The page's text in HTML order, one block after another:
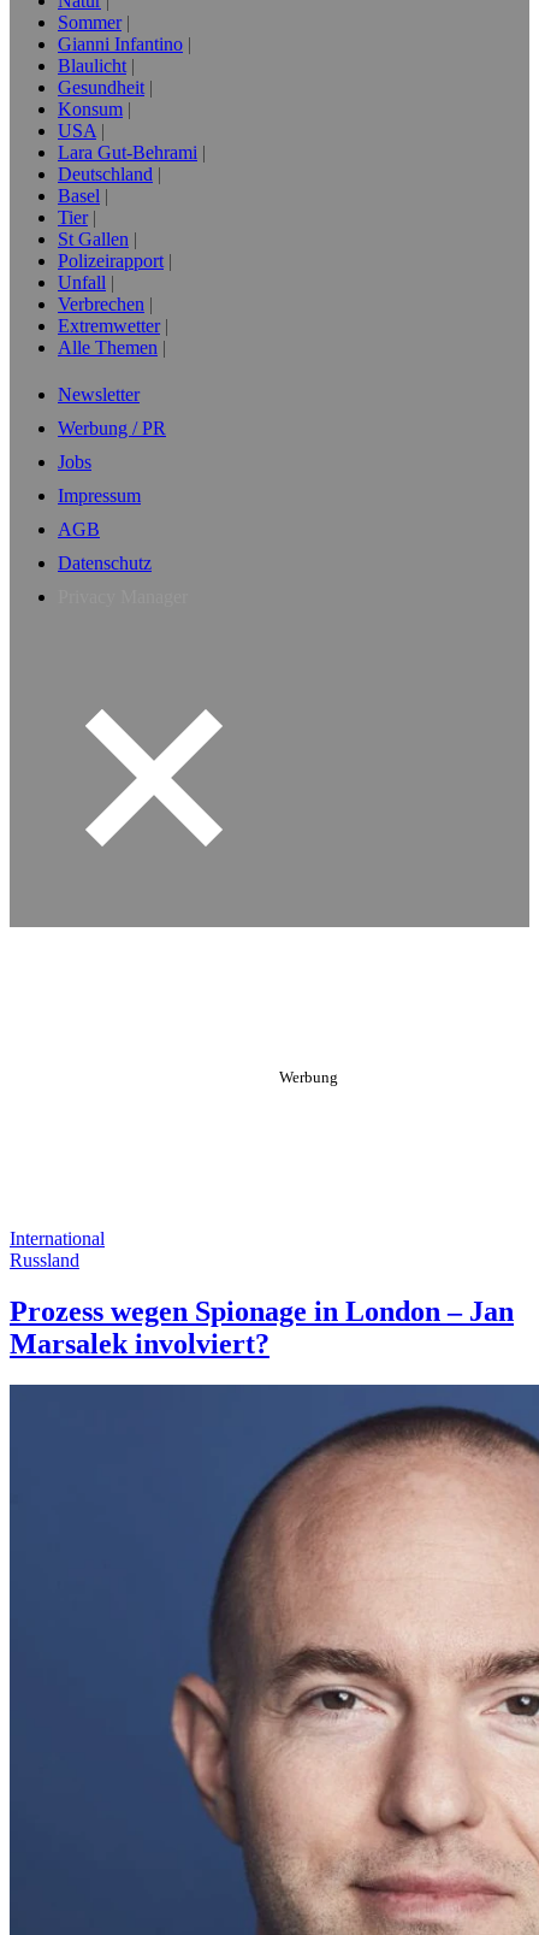
Sommer
Gianni Infantino
Blaulicht
Gesundheit
Konsum
USA
Lara Gut-Behrami
Deutschland
Basel
Tier
St Gallen
Polizeirapport
Unfall
Verbrechen
Extremwetter
Alle Themen
Newsletter
Werbung / PR
Jobs
Impressum
AGB
Datenschutz
International
Russland
Prozess wegen Spionage in London – Jan
Marsalek involviert?